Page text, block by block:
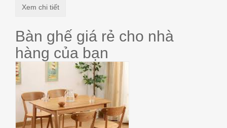
Xem chi tiết
Bàn ghế giá rẻ cho nhà
hàng của bạn